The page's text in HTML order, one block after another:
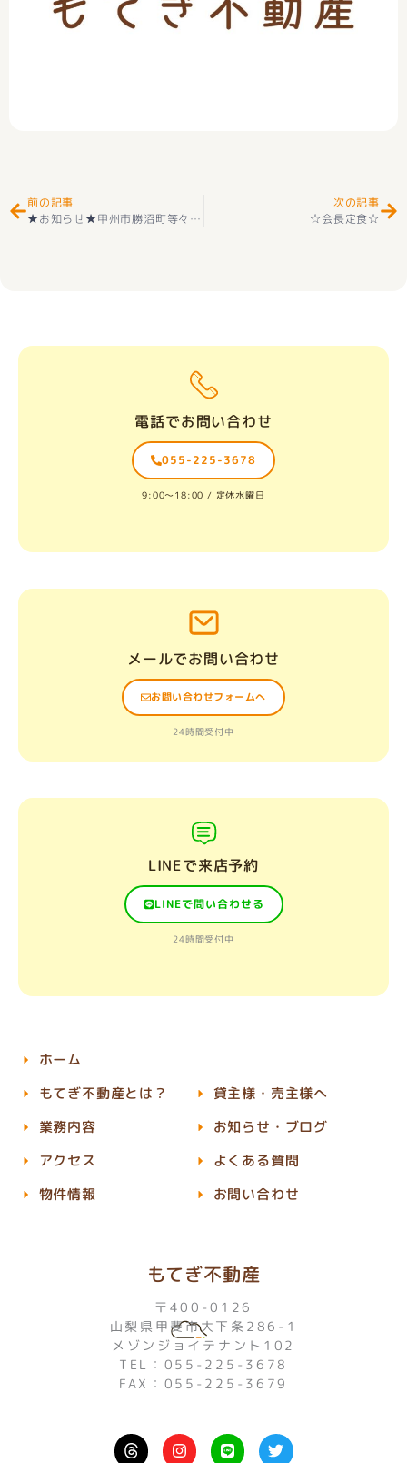
前の記事
★お知らせ★甲州市勝沼町等々力 中古住宅 好評販売中です(^_-)-☆
次の記事
☆会長定食☆
電話でお問い合わせ
055-225-3678
9:00〜18:00 / 定休水曜日
メールでお問い合わせ
お問い合わせフォームへ
24時間受付中
LINEで来店予約
LINEで問い合わせる
24時間受付中
もてぎ不動産
〒400-0126
山梨県甲斐市大下条286-1
メゾンジョイテナント102
TEL：055-225-3678
FAX：055-225-3679
I
n
L
i
T
w
ホーム
もてぎ不動産とは？
業務内容
アクセス
物件情報
貸主様・売主様へ
お知らせ・ブログ
よくある質問
お問い合わせ